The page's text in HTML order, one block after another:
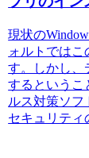
現状の
ォルトではこ
す。しかし、
するというこ
ルス対策ソフ
セキュリティ